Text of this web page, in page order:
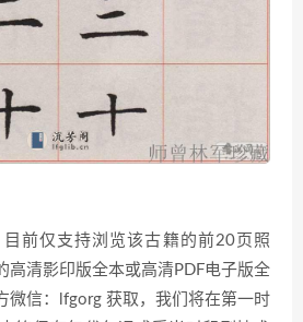
前仅支持浏览该古籍的前20页照
高清影印版全本或高清PDF电子版全
微信：lfgorg 获取，我们将在第一时